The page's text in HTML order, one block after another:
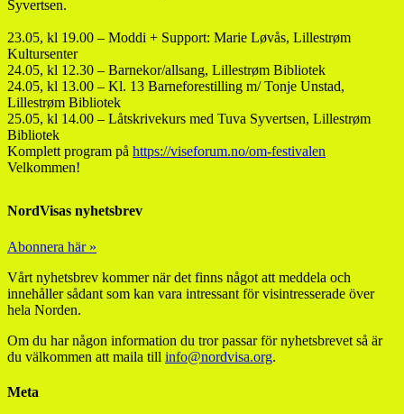
Syvertsen.
23.05, kl 19.00 – Moddi + Support: Marie Løvås, Lillestrøm
Kultursenter
24.05, kl 12.30 – Barnekor/allsang, Lillestrøm Bibliotek
24.05, kl 13.00 – Kl. 13 Barneforestilling m/ Tonje Unstad,
Lillestrøm Bibliotek
25.05, kl 14.00 – Låtskrivekurs med Tuva Syvertsen, Lillestrøm
Bibliotek
Komplett program på https://viseforum.no/om-festivalen
Velkommen!
NordVisas nyhetsbrev
Abonnera här »
Vårt nyhetsbrev kommer när det finns något att meddela och
innehåller sådant som kan vara intressant för visintresserade över
hela Norden.
Om du har någon information du tror passar för nyhetsbrevet så är
du välkommen att maila till info@nordvisa.org.
Meta